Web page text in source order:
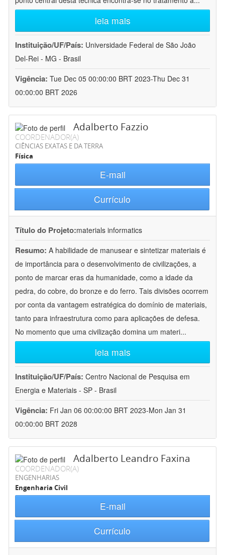
leia mais
Instituição/UF/País: Universidade Federal de São João
Del-Rei - MG - Brasil
Vigência: Tue Dec 05 00:00:00 BRT 2023-Thu Dec 31
00:00:00 BRT 2026
Adalberto Fazzio
COORDENADOR(A)
CIÊNCIAS EXATAS E DA TERRA
Física
E-mail
Currículo
Título do Projeto:materials informatics
Resumo: A habilidade de manusear e sintetizar materiais é
de importância para o desenvolvimento de civilizações, a
ponto de marcar eras da humanidade, como a idade da
pedra, do cobre, do bronze e do ferro. Tais divisões ocorrem
por conta da vantagem estratégica do domínio de materiais,
tanto para infraestrutura como para aplicações de defesa.
No momento que uma civilização domina um materi...
leia mais
Instituição/UF/País: Centro Nacional de Pesquisa em
Energia e Materiais - SP - Brasil
Vigência: Fri Jan 06 00:00:00 BRT 2023-Mon Jan 31
00:00:00 BRT 2028
Adalberto Leandro Faxina
COORDENADOR(A)
ENGENHARIAS
Engenharia Civil
E-mail
Currículo